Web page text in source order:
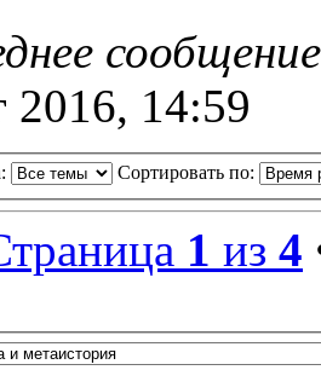
2016, 14:59
Сортировать по:
1 из 4